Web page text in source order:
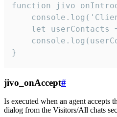
function
let userContacts
}
jivo_onAccept#
Is executed when an agent accepts
dialog from the Visitors/All chats